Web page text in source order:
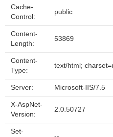
Cache-
Control:
public
Content-
Length:
53869
Content-
Type:
text/html;
Server: Microsoft-IIS/7.5
X-AspNet-
Version:
2.0.50727
Set-